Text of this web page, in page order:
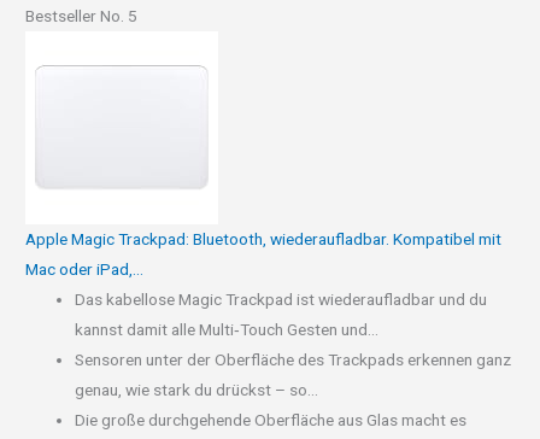
Bestseller No. 5
Apple Magic Trackpad: Bluetooth, wiederaufladbar. Kompatibel mit
Mac oder iPad,...
Das kabellose Magic Trackpad ist wiederaufladbar und du
kannst damit alle Multi‑Touch Gesten und...
Sensoren unter der Oberfläche des Trackpads erkennen ganz
genau, wie stark du drückst – so...
Die große durchgehende Oberfläche aus Glas macht es